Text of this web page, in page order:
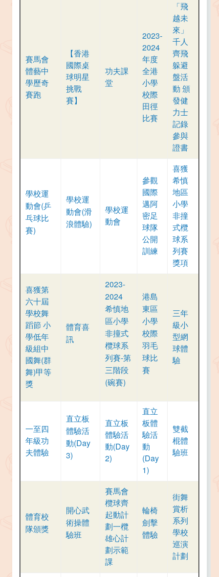
賽馬會
體藝中
學歷奇
賽跑
【香港
國際桌
球明星
挑戰
賽】
功夫課
堂
2023-
2024
年度
全港
小學
校際
田徑
比賽
「飛
越未
來」
千人
齊飛
躲避
盤活
動 頒
發健
力士
記錄
參與
證書
學校運
動會(乒
乓球比
賽)
學校運
動會(滑
浪體驗)
學校運
動會
參觀
國際
邁阿
密足
球隊
公開
訓練
喜獲
希慎
地區
小學
非撞
式欖
球系
列賽
獎項
喜獲第
六十屆
學校舞
蹈節 小
學低年
級組中
國舞(群
舞)甲等
獎
體育喜
訊
2023-
2024
希慎地
區小學
非撞式
欖球系
列賽-第
三階段
(碗賽)
港島
東區
小學
校際
羽毛
球比
賽
三年
級小
型網
球體
驗
一至四
年級功
夫體驗
直立板
體驗活
動(Day
3)
直立板
體驗活
動(Day
2)
直立
板體
驗活
動
(Day
1)
雙截
棍體
驗班
體育校
隊頒獎
開心武
術操體
驗班
賽馬會
欖球齊
起動計
劃一欖
雄心計
劃示範
課
輪椅
劍擊
體驗
街舞
賞析
系列
學校
巡演
計劃